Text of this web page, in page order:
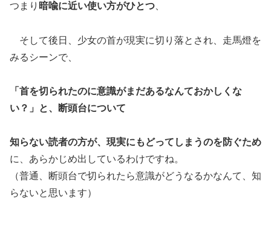
つまり 暗喩に近い使い方がひとつ
そして後日、少女の首が現実に切り落とされ、走馬燈を
みるシーンで、
「首を切られたのに意識がまだあるなんておかしくな
い？」と、断頭台について
知らない読者の方が、現実にもどってしまうのを防ぐため
に、あらかじめ出しているわけですね。
（普通、断頭台で切られたら意識がどうなるかなんて、知
らないと思います）